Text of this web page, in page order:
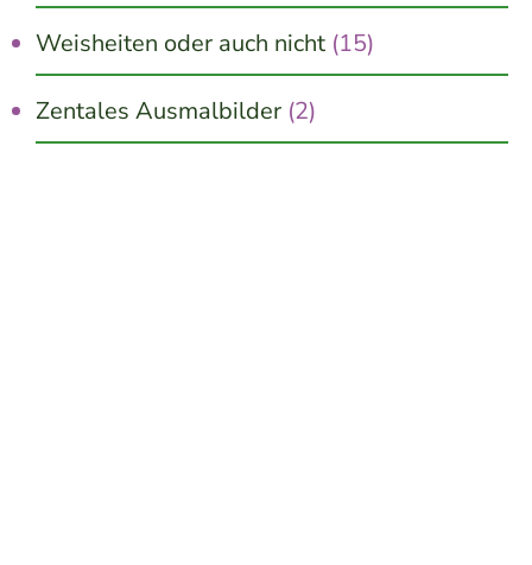
Weisheiten oder auch nicht (15)
Zentales Ausmalbilder (2)